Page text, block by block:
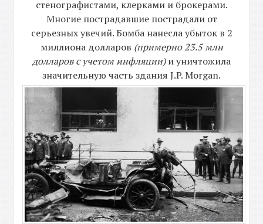
стенографистами, клерками и брокерами.
Многие пострадавшие пострадали от
серьезных увечий. Бомба нанесла убыток в 2
миллиона долларов (примерно 23.5 млн
долларов с учетом инфляции)и уничтожила
значительную часть здания J.P. Morgan.